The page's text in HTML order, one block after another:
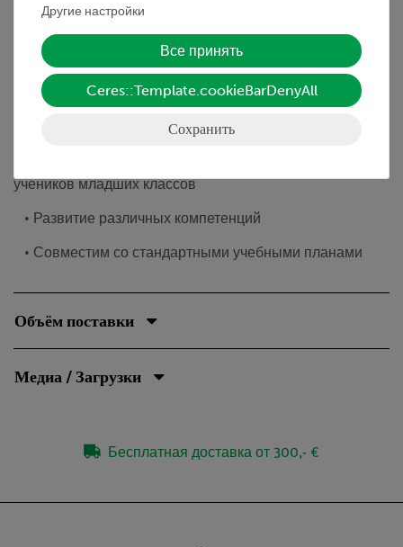
проволокой, они замечают, что сама железная
железосодержащие предметы, и, что ферромагнитная
проволока сохраняет это свойство даже после
удаления магнита.
учеников младших классов
• Развитие различных компетенций
• Совместим со стандартными учебными планами
Объём поставки
Медиа / Загрузки
Бесплатная доставка от 300,- €
Другие настройки
Все принять
Ceres::Template.cookieBarDenyAll
Сохранить